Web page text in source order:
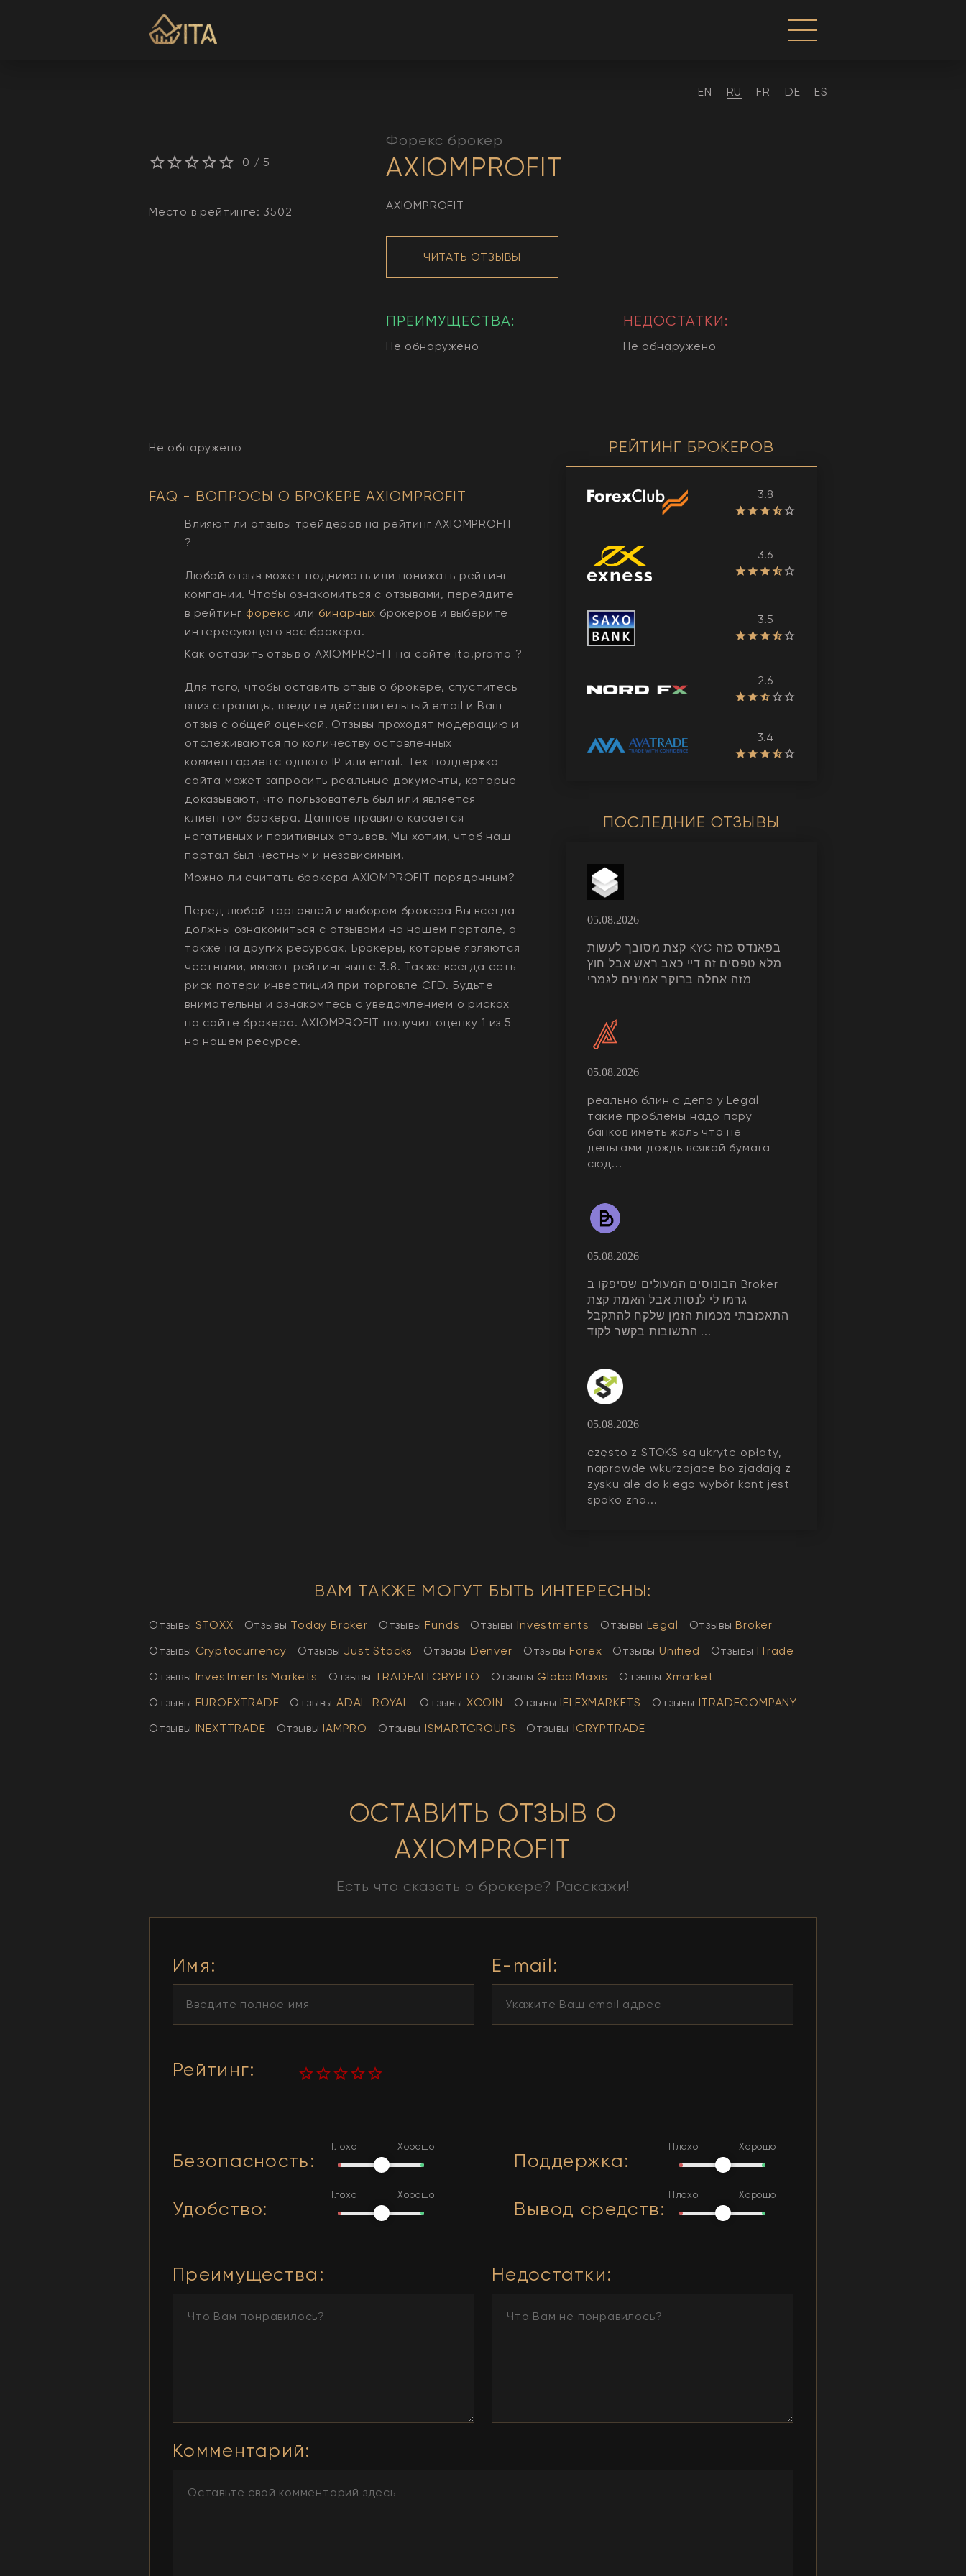
EN RU FR DE ES
0 / 5
Место в рейтинге: 3502
Форекс брокер
AXIOMPROFIT
AXIOMPROFIT
ЧИТАТЬ ОТЗЫВЫ
ПРЕИМУЩЕСТВА:
Не обнаружено
НЕДОСТАТКИ:
Не обнаружено
Не обнаружено
FAQ - ВОПРОСЫ О БРОКЕРЕ AXIOMPROFIT
Влияют ли отзывы трейдеров на рейтингAXIOMPROFIT
?
Любой отзыв может поднимать или понижать рейтинг
компании. Чтобы ознакомиться с отзывами, перейдите
в рейтинг форекс или бинарных брокеров и выберите
интересующего вас брокера.
Как оставить отзыв о AXIOMPROFIT на сайте ita.promo ?
Для того, чтобы оставить отзыв о брокере, спуститесь
вниз страницы, введите действительный email и Ваш
отзыв с общей оценкой. Отзывы проходят модерацию и
отслеживаются по количеству оставленных
комментариев с одного IP или email. Тех поддержка
сайта может запросить реальные документы, которые
доказывают, что пользователь был или является
клиентом брокера. Данное правило касается
негативных и позитивных отзывов. Мы хотим, чтоб наш
портал был честным и независимым.
Можно ли считать брокераAXIOMPROFIT порядочным?
Перед любой торговлей и выбором брокера Вы всегда
должны ознакомиться с отзывами на нашем портале, а
также на других ресурсах. Брокеры, которые являются
честными, имеют рейтинг выше 3.8. Также всегда еcть
риск потери инвестиций при торговле CFD. Будьте
внимательны и ознакомтесь с уведомлением о рисках
на сайте брокера.AXIOMPROFIT получил оценку1 из 5
на нашем ресурсе.
РЕЙТИНГ БРОКЕРОВ
3.8
3.6
3.5
2.6
3.4
ПОСЛЕДНИЕ ОТЗЫВЫ
05.08.2026
קצת מסובך לעשות KYC בפאנדס כזה
מלא טפסים זה דיי כאב ראש אבל חוץ
מזה אחלה ברוקר אמינים לגמרי
05.08.2026
реально блин с депо у Legal
такие проблемы надо пару
банков иметь жаль что не
деньгами дождь всякой бумага
сюд...
05.08.2026
הבונוסים המעולים שסיפקו ב Broker
גרמו לי לנסות אבל האמת קצת
התאכזבתי מכמות הזמן שלקח להתקבל
התשובות בקשר לקוד ...
05.08.2026
często z STOKS są ukryte opłaty,
naprawde wkurzajace bo zjadają z
zysku ale do kiego wybór kont jest
spoko zna...
ВАМ ТАКЖЕ МОГУТ БЫТЬ ИНТЕРЕСНЫ:
Отзывы STOXX Отзывы Today Broker Отзывы Funds Отзывы Investments Отзывы Legal Отзывы Broker
Отзывы Cryptocurrency Отзывы Just Stocks Отзывы Denver Отзывы Forex Отзывы Unified Отзывы ITrade
Отзывы Investments Markets Отзывы TRADEALLCRYPTO Отзывы GlobalMaxis Отзывы Xmarket
Отзывы EUROFXTRADE Отзывы АDAL-ROYAL Отзывы XCOIN Отзывы IFLEXMARKETS Отзывы ITRADECOMPANY
Отзывы INEXTTRADE Отзывы IAMPRO Отзывы ISMARTGROUPS Отзывы ICRYPTRADE
ОСТАВИТЬ ОТЗЫВ О
AXIOMPROFIT
Есть что сказать о брокере? Расскажи!
Имя: E-mail:
Рейтинг:
Безопасность:
Плохо Хорошо
Поддержка:
Плохо Хорошо
Удобство:
Плохо Хорошо
Вывод средств:
Плохо Хорошо
Преимущества : Недостатки:
Комментарий: